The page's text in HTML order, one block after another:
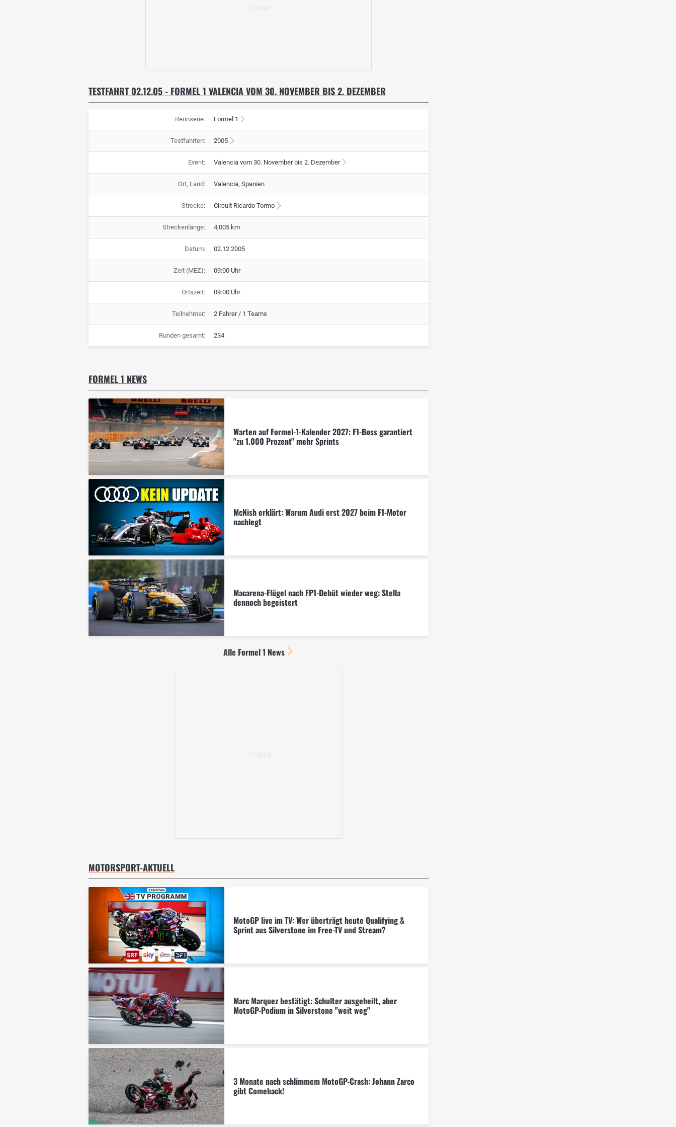
TESTFAHRT 02.12.05 - FORMEL 1 VALENCIA VOM 30. NOVEMBER BIS 2. DEZEMBER
Rennserie: Formel 1
Testfahrten: 2005
Event: Valencia vom 30. November bis 2. Dezember
Ort, Land: Valencia, Spanien
Strecke: Circuit Ricardo Tormo
Streckenlänge: 4,005 km
Datum: 02.12.2005
Zeit (MEZ): 09:00 Uhr
Ortszeit: 09:00 Uhr
Teilnehmer: 2 Fahrer / 1 Teams
Runden gesamt: 234
FORMEL 1 NEWS
Warten auf Formel-1-Kalender 2027: F1-Boss garantiert
"zu 1.000 Prozent" mehr Sprints
McNish erklärt: Warum Audi erst 2027 beim F1-Motor
nachlegt
Macarena-Flügel nach FP1-Debüt wieder weg: Stella
dennoch begeistert
Alle Formel 1 News
MOTORSPORT-AKTUELL
MotoGP live im TV: Wer überträgt heute Qualifying &
Sprint aus Silverstone im Free-TV und Stream?
Marc Marquez bestätigt: Schulter ausgeheilt, aber
MotoGP-Podium in Silverstone "weit weg"
3 Monate nach schlimmem MotoGP-Crash: Johann Zarco
gibt Comeback!